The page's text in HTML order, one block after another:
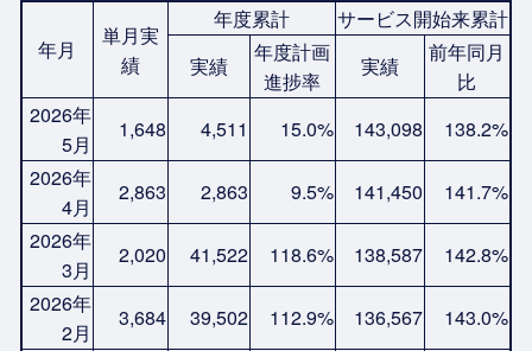
年月
単月実
績
年度累計
サービス開始来累計
実績
年度計画
進捗率
実績
前年同月
比
2026年
5月
1,648 4,511 15.0% 143,098
138.2%
2026年
4月
2,863 2,863 9.5% 141,450
141.7%
2026年
3月
2,020 41,522 118.6% 138,587
142.8%
2026年
2月
3,684 39,502 112.9% 136,567
143.0%